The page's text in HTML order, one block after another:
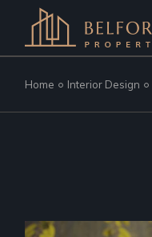
Home Interior Design